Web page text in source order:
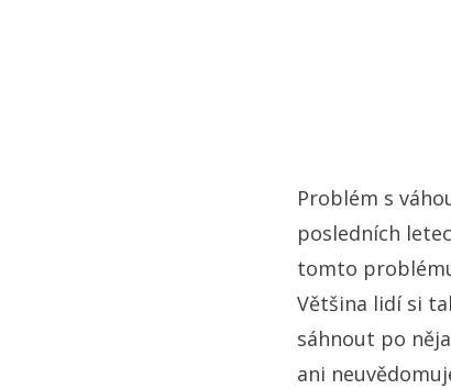
Problém s
posledních
tomto
Většina lidí si
sáhnout po
ani